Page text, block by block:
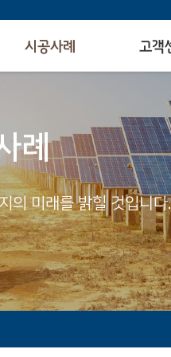
시공사례 고객
례
의 미래를 밝힐 것입니다.